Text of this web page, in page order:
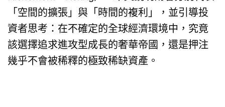
「空間的擴張」與「時間的複利」，並引導投
資者思考：在不確定的全球經濟環境中，究竟
該選擇追求進攻型成長的奢華帝國，還是押注
幾乎不會被稀釋的極致稀缺資產。